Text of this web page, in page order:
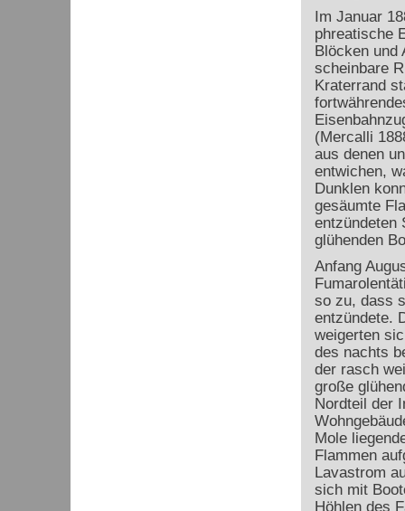
Im Januar
phreatische
Blöcken und
scheinbare
Kraterrand
(Mercalli
aus denen
entwichen,
Dunklen
gesäumte
entzündeten
glühenden
Anfang
so zu, dass
entzündete.
weigerten
des nachts
der rasch
große
Nordteil der
Mole
Flammen
Lavastrom
sich mit
Höhlen des